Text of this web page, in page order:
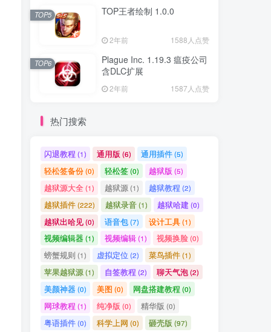
TOP王者绘制 1.0.0
2年前 1588人点赞
TOP5
Plague Inc. 1.19.3 瘟疫公司
含DLC扩展
2年前 1587人点赞
TOP6
热门搜索
闪退教程 (1) 通用版 (6) 通用插件(5)
轻松签备份(0) 轻松签(0) 越狱版 (5)
越狱源大全(1) 越狱源(1) 越狱教程 (2)
越狱插件(222) 越狱录音(1) 越狱哈建 (0)
越狱出哈见(0) 语音包(7) 设计工具(1)
视频编辑器(1) 视频编辑(1) 视频换脸(0)
螃蟹规则 (1) 虚拟定位 (2) 菜鸟插件(1)
苹果越狱源(1) 自签教程 (2) 聊天气泡(2)
美颜神器(0) 美图 (0) 网盘搭建教程 (0)
网球教程 (1) 纯净版 (0) 精华版 (0)
粤语插件(0) 科学上网 (0) 砸壳版 (97)